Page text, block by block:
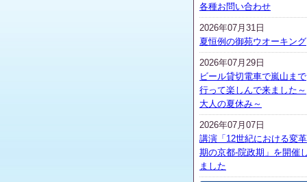
各種お問い合わせ
2026年07月31日
夏恒例の御苑ウオーキング
2026年07月29日
ビール貸切電車で嵐山まで
行って楽しんで来ました～
大人の夏休み～
2026年07月07日
講演「12世紀における変革
期の京都-院政期」を開催し
ました